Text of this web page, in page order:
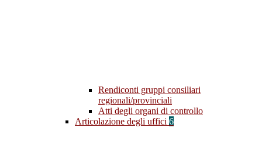
Rendiconti gruppi consiliari
regionali/provinciali
Atti degli organi di controllo
Articolazione degli uffici 6